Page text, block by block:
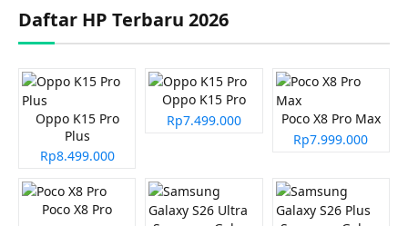
Daftar HP Terbaru 2026
Oppo K15 Pro
Plus
Rp8.499.000
Oppo K15 Pro
Rp7.499.000
Poco X8 Pro Max
Rp7.999.000
Poco X8 Pro